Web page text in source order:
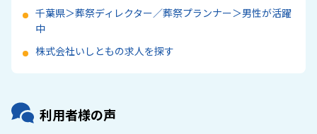
千葉県＞葬祭ディレクター／葬祭プランナー＞男性が活躍
中
株式会社いしともの求人を探す
利用者様の声